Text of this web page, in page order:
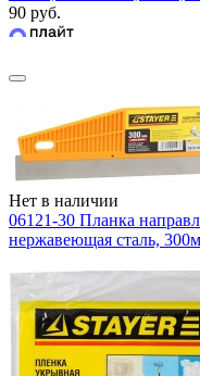
90 руб.
Нет в наличии
06121-30 Планка
нержавеющая сталь,